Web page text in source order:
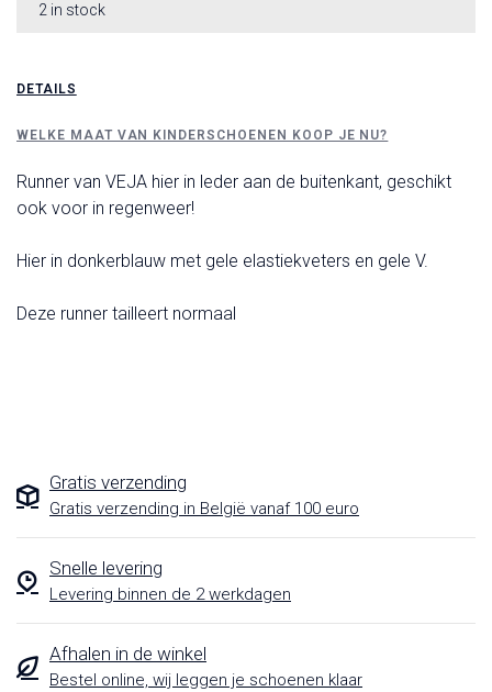
2 in stock
DETAILS
WELKE MAAT VAN KINDERSCHOENEN KOOP JE NU?
Runner van VEJA hier in leder aan de buitenkant, geschikt
ook voor in regenweer!
Hier in donkerblauw met gele elastiekveters en gele V.
Deze runner tailleert normaal
Gratis verzending
Gratis verzending in België vanaf 100 euro
Snelle levering
Levering binnen de 2 werkdagen
Afhalen in de winkel
Bestel online, wij leggen je schoenen klaar